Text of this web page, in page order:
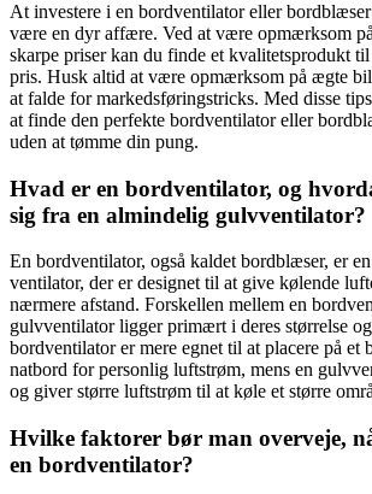
At investere i en bordventilator eller
være en dyr affære. Ved at være opmærksom
skarpe priser kan du finde et kvalitetsprodukt
pris. Husk altid at være opmærksom på ægte
at falde for markedsføringstricks. Med disse
at finde den perfekte bordventilator eller
uden at tømme din pung.
Hvad er en bordventilator, og
sig fra en almindelig gulvventilator?
En bordventilator, også kaldet bordblæser, er
ventilator, der er designet til at give kølende
nærmere afstand. Forskellen mellem en
gulvventilator ligger primært i deres størrelse
bordventilator er mere egnet til at placere på et
natbord for personlig luftstrøm, mens en
og giver større luftstrøm til at køle et større
Hvilke faktorer bør man overveje,
en bordventilator?